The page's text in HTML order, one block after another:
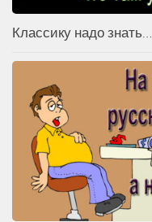
Классику надо знать…